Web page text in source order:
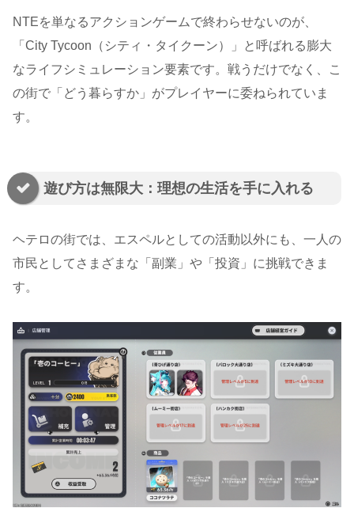
NTEを単なるアクションゲームで終わらせないのが、
「City Tycoon（シティ・タイクーン）」と呼ばれる膨大
なライフシミュレーション要素です。戦うだけでなく、こ
の街で「どう暮らすか」がプレイヤーに委ねられていま
す。
遊び方は無限大：理想の生活を手に入れる
ヘテロの街では、エスペルとしての活動以外にも、一人の
市民としてさまざまな「副業」や「投資」に挑戦できま
す。